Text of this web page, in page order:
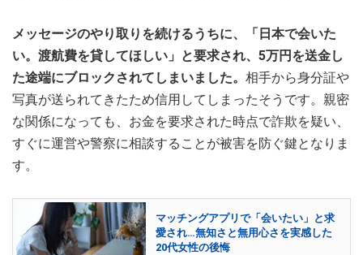
メッセージのやり取りを続けるうちに、「日本で会いた
い。渡航費を貸してほしい」と要求され、5万円を送金し
た途端にブロックされてしまいました。 相手から身分証や
写真が送られてきたため信用してしまったそうです。親密
な関係になっても、お金を要求された時点で詐欺を疑い、
すぐに運営や警察に相談することが被害を防ぐ鍵となりま
す。
マッチングアプリで「会いたい」と求
愛され…無知さと無用心さを実感した
20代女性の後悔